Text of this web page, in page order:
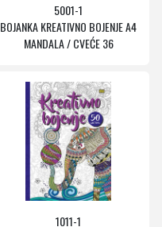
5001-1
BOJANKA KREATIVNO BOJENJE A4
MANDALA / CVEĆE 36
1011-1